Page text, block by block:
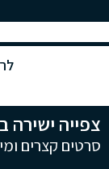
צפייה ישירה
סרטים קצרים